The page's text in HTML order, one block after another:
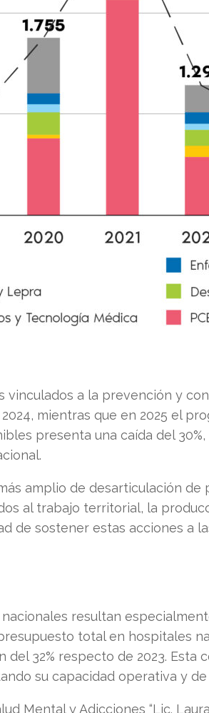
a la prevención y
mientras que en 2025 el
presenta una caída del
amplio de desarticulación
al trabajo territorial, la
de sostener estas acciones a
resultan
total en hospitales
32% respecto de 2023.
su capacidad operativa y
Mental y Adicciones “Lic.